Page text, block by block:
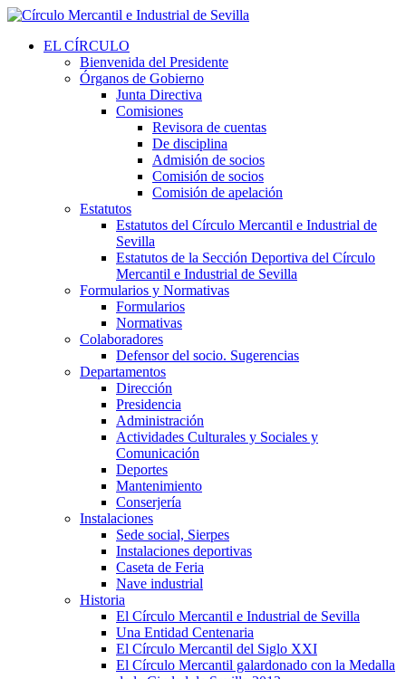
EL CÍRCULO
Bienvenida del Presidente
Órganos de Gobierno
Junta Directiva
Comisiones
Revisora de cuentas
De disciplina
Admisión de socios
Comisión de socios
Comisión de apelación
Estatutos
Estatutos del Círculo Mercantil e Industrial de
Sevilla
Estatutos de la Sección Deportiva del Círculo
Mercantil e Industrial de Sevilla
Formularios y Normativas
Formularios
Normativas
Colaboradores
Defensor del socio. Sugerencias
Departamentos
Dirección
Presidencia
Administración
Actividades Culturales y Sociales y
Comunicación
Deportes
Mantenimiento
Conserjería
Instalaciones
Sede social, Sierpes
Instalaciones deportivas
Caseta de Feria
Nave industrial
Historia
El Círculo Mercantil e Industrial de Sevilla
Una Entidad Centenaria
El Círculo Mercantil del Siglo XXI
El Círculo Mercantil galardonado con la Medalla